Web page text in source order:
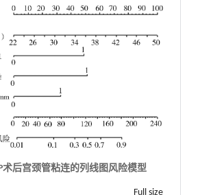
术后宫颈管粘连的列线图风险模型
Full size